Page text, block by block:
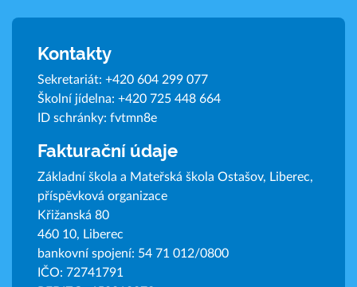
Kontakty
Sekretariát: +420 604 299 077
Školní jídelna: +420 725 448 664
ID schránky: fvtmn8e
Fakturační údaje
Základní škola a Mateřská škola Ostašov, Liberec,
příspěvková organizace
Křižanská 80
460 10, Liberec
bankovní spojení: 54 71 012/0800
IČO: 72741791